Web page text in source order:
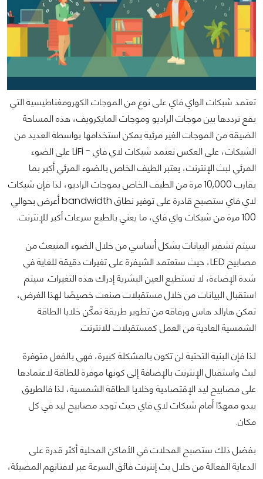
تعتمد شبكات الواي فاي على نوع من الموجات الكهرومغناطيسية التي
يقع ترددها بين موجات الراديو وموجات المايكرويف، هذه المساحة
الضيقة من الموجات الغير مرئية يمكن استخدامها بواسطة العديد من
الشبكات، على العكس تعتمد شبكات لاي فاي - LiFi على الضوء
المرئي لبث الإنترنت، يعتبر الطيف الخاص بالضوء المرئي أكبر بما
يقارب 10,000 مرة من الطيف الخاص بموجات الراديو، لذا فإن شبكات
لاي فاي ستصبح قادرة على توفير نطاق bandwidth أعرض بحوالي
100 مرة من شبكات واي فاي، ما يعني بالطبع سرعات أكبر للإنترنت.
سيتم تشفير البيانات بشكل أساسي من خلال الضوء المنبعث من
مصابيح LED، حيث ستعتمد الشيفرة على تغيرات دقيقة للغاية في
شدة الإضاءة، لا تستطيع العين البشرية إدراك هذه التغيرات. سيتم
استقبال البيانات من خلال مستقبلات صنعت خصيصًا لهذا الغرض،
تمكن هارالد هاس ورفاقه من تطوير طريقة تمكّن خلايا الطاقة
الشمسية العادية من العمل كمستقبلات للانترنت.
لذا فإن البنية التحتية لن تكون بالمشكلة كبيرة، فهي بالفعل متوفرة
لبث واستقبال الإنترنت بالإضافة إلى كونها موفرة للطاقة لاعتمادها
على مصابيح ليد الإقتصادية وخلايا الطاقة الشمسية، لذا فالطريق
يبدو ممهدًا أمام شبكات لاي فاي حيث توجد مصابيح ليد في كل
مكان.
بفضل ذلك ستصبح المحلات في الأماكن المحلية أكثر قدرة على
الدعاية الفعالة من خلال بث إنترنت فائق السرعة عبر لافتاتهم المضيئة،